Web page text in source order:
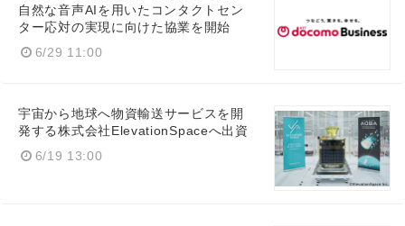
自然な音声AIを用いたコンタクトセン
ター応対の実現に向けた協業を開始
6/29 11:00
宇宙から地球へ物資輸送サービスを開
発する株式会社ElevationSpaceへ出資
6/19 13:00